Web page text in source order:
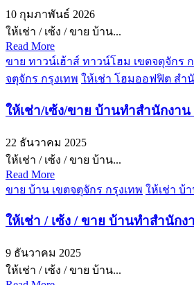
10 กุมภาพันธ์ 2026
ให้เช่า / เซ้ง / ขาย บ้าน...
Read More
ขาย ทาวน์เฮ้าส์ ทาวน์โฮม เขตจตุจักร
จตุจักร กรุงเทพ ให้เช่า โฮมออฟฟิต สำ
ให้เช่า/เซ้ง/ขาย บ้านทำสำนักงาน
22 ธันวาคม 2025
ให้เช่า / เซ้ง / ขาย บ้าน...
Read More
ขาย บ้าน เขตจตุจักร กรุงเทพ ให้เช่า บ้
ให้เช่า / เซ้ง / ขาย บ้านทำสำนักง
9 ธันวาคม 2025
ให้เช่า / เซ้ง / ขาย บ้าน...